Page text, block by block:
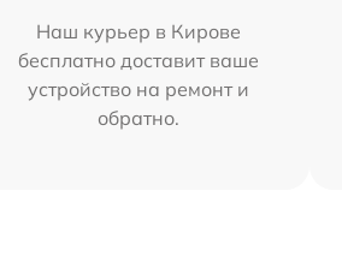
Наш курьер в Кирове
бесплатно доставит ваше
устройство на ремонт и
обратно.